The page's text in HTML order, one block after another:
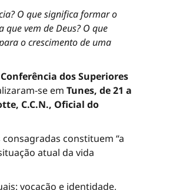
O que significa formar o
vem de Deus? O que
o crescimento de uma
dos Superiores
se em Tunes, de 21 a
C.C.N., Oficial do
constituem “a
atual da vida
vocação e identidade,